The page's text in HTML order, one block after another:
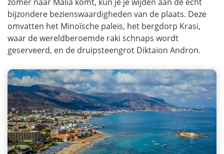
zomer naar Malia komt, kun je je wijden aan de echt
bijzondere bezienswaardigheden van de plaats. Deze
omvatten het Minoïsche paleis, het bergdorp Krasi,
waar de wereldberoemde raki schnaps wordt
geserveerd, en de druipsteengrot Diktaion Andron.